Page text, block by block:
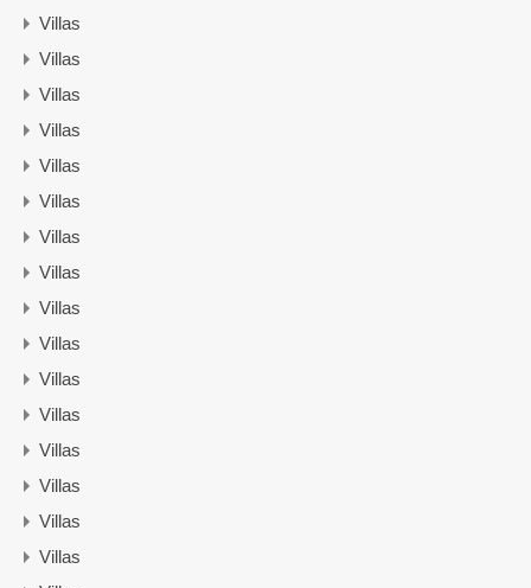
Villas
Villas
Villas
Villas
Villas
Villas
Villas
Villas
Villas
Villas
Villas
Villas
Villas
Villas
Villas
Villas